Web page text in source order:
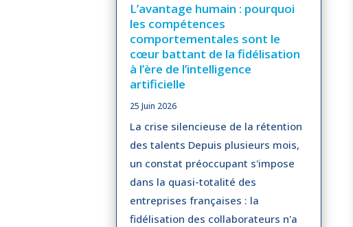
L’avantage humain : pourquoi
les compétences
comportementales sont le
cœur battant de la fidélisation
à l’ère de l’intelligence
artificielle
25 Juin 2026
La crise silencieuse de la rétention
des talents Depuis plusieurs mois,
un constat préoccupant s'impose
dans la quasi-totalité des
entreprises françaises : la
fidélisation des collaborateurs n'a